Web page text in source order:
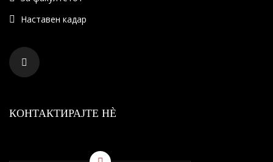
Наставен кадар
КОНТАКТИРАЈТЕ НÈ